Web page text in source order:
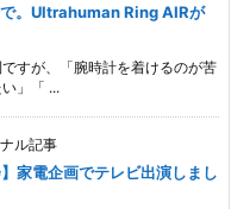
。Ultrahuman Ring AIRが
すが、「腕時計を着けるのが苦
」「 ...
ル記事
家電企画でテレビ出演しまし